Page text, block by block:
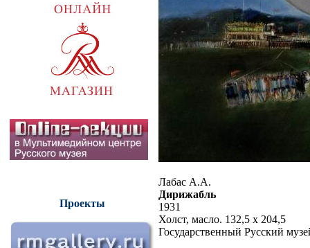
Проекты
Лабас А.А.
Дирижабль
1931
Холст, масло. 132,5 х 204,5
Государственный Русский